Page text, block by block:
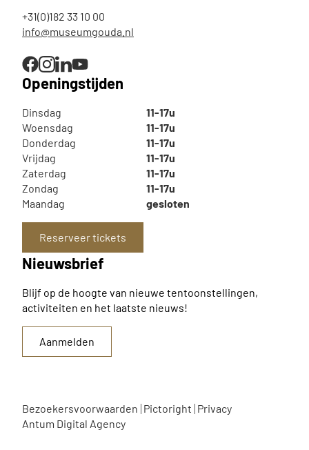
+31(0)182 33 10 00
info@museumgouda.nl
Openingstijden
Dinsdag
11-17u
Woensdag
11-17u
Donderdag
11-17u
Vrijdag
11-17u
Zaterdag
11-17u
Zondag
11-17u
Maandag
gesloten
Reserveer tickets
Nieuwsbrief
Blijf op de hoogte van nieuwe tentoonstellingen,
activiteiten en het laatste nieuws!
Aanmelden
Bezoekersvoorwaarden Pictoright Privacy
Antum Digital Agency